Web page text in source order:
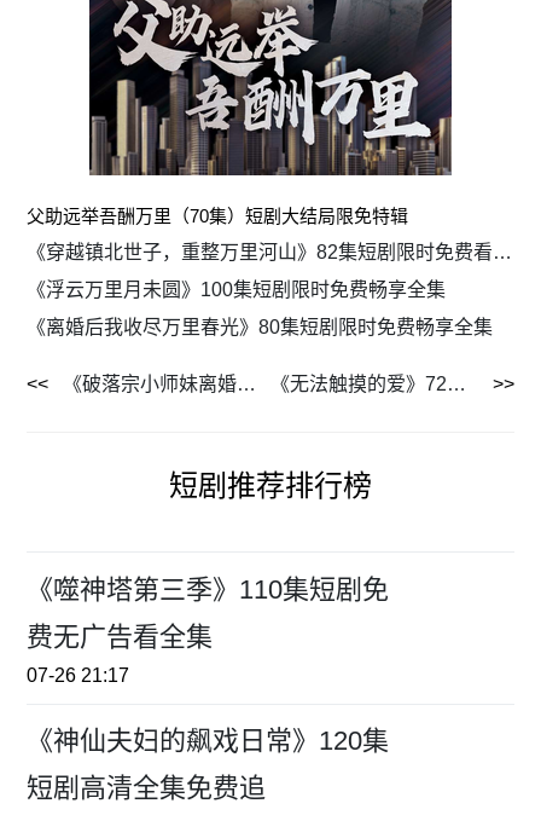
父助远举吾酬万里（70集）短剧大结局限免特辑
《穿越镇北世子，重整万里河山》82集短剧限时免费看全集
《浮云万里月未圆》100集短剧限时免费畅享全集
《离婚后我收尽万里春光》80集短剧限时免费畅享全集
《破落宗小师妹离婚后惊艳全球》78集短剧，全集剧情任你免费看 《无法触摸的爱》72集短剧独家全集限时放送
短剧推荐排行榜
《噬神塔第三季》110集短剧免
费无广告看全集
07-26 21:17
《神仙夫妇的飙戏日常》120集
短剧高清全集免费追